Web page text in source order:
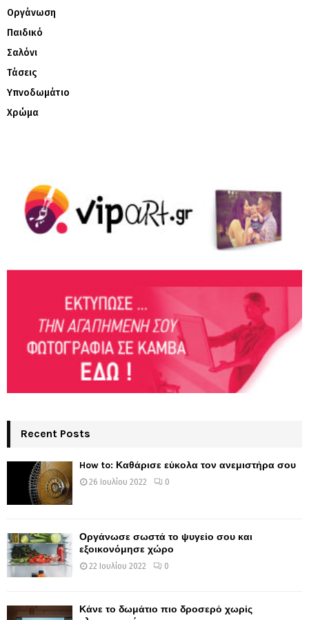
Οργάνωση
Παιδικό
Σαλόνι
Τάσεις
Υπνοδωμάτιο
Χρώμα
Recent Posts
How to: Καθάρισε εύκολα τον ανεμιστήρα σου
26 Ιουλίου 2022 0
Οργάνωσε σωστά το ψυγείο σου και
εξοικονόμησε χώρο
22 Ιουλίου 2022 0
Κάνε το δωμάτιο πιο δροσερό χωρίς